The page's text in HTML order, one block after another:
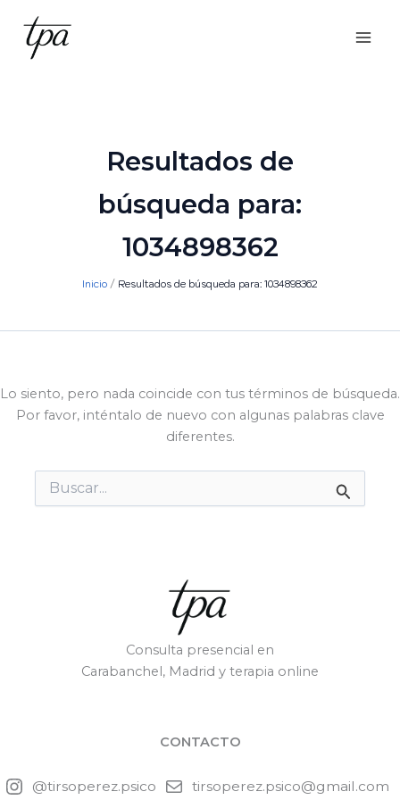
contenido
Resultados de
búsqueda para:
1034898362
Inicio Resultados de búsqueda para: 1034898362
Lo siento, pero nada coincide con tus términos de búsqueda.
Por favor, inténtalo de nuevo con algunas palabras clave
diferentes.
Buscar
por:
Consulta presencial en
Carabanchel, Madrid y terapia online
CONTACTO
@tirsoperez.psico tirsoperez.psico@gmail.com